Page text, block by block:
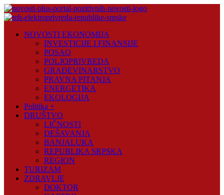
Skip
to
Plus
NOVOSTI EKONOMIJA
INVESTICIJE I FINANSIJE
POSAO
POLJOPRIVREDA
GRAĐEVINARSTVO
PRAVNA PITANJA
ENERGETIKA
EKOLOGIJA
Politika +
DRUŠTVO
LIČNOSTI
DEŠAVANJA
BANJALUKA
REPUBLIKA SRPSKA
REGION
TURIZAM
ZDRAVLJE
DOKTOR